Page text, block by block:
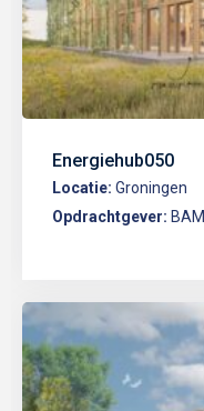
Energiehub050
Locatie: Groningen
Opdrachtgever: BAM